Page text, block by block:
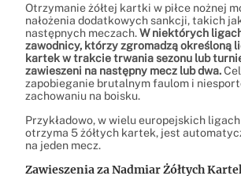
Otrzymanie żółtej kartki w piłce nożnej
nałożenia dodatkowych sankcji, takich
następnych meczach.W niektórych
zawodnicy, którzy zgromadzą określoną
kartek w trakcie trwania sezonu lub
zawieszeni na następny mecz lub dwa.
zapobieganie brutalnym faulom i
zachowaniu na boisku.
Przykładowo, w wielu europejskich
otrzyma 5 żółtych kartek, jest
na jeden mecz.
Zawieszenia za Nadmiar Żółtych